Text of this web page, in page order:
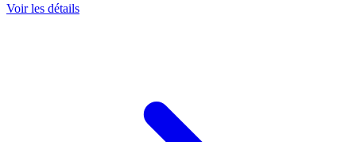
Voir les détails